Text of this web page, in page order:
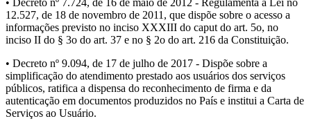
• Decreto nº 7.724, de 16 de maio de 2012 - Regulamenta a Lei no
12.527, de 18 de novembro de 2011, que dispõe sobre o acesso a
informações previsto no inciso XXXIII do caput do art. 5o, no
inciso II do § 3o do art. 37 e no § 2o do art. 216 da Constituição.
• Decreto nº 9.094, de 17 de julho de 2017 - Dispõe sobre a
simplificação do atendimento prestado aos usuários dos serviços
públicos, ratifica a dispensa do reconhecimento de firma e da
autenticação em documentos produzidos no País e institui a Carta de
Serviços ao Usuário.